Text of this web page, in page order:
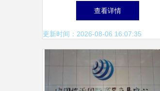
区国际商品展示交易中心大型
商品交易盛会
查看详情
更新时间：2026-08-06 16:07:35